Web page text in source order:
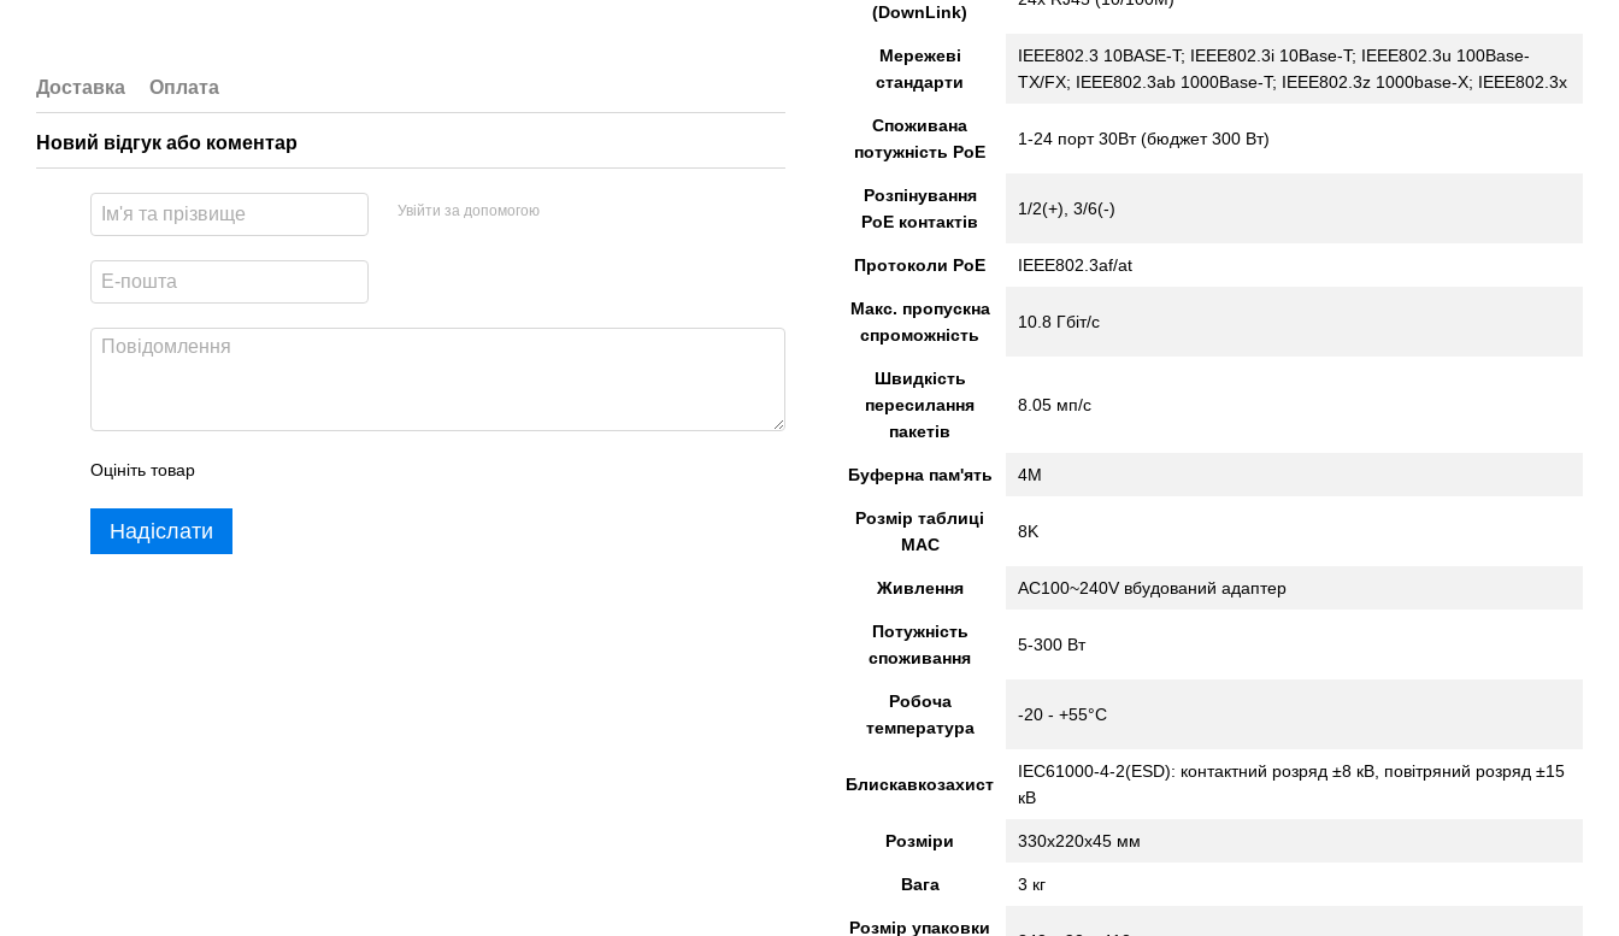
Доставка Оплата
Новий відгук або коментар
Увійти за допомогою
Оцініть товар
Надіслати
(DownLink)
Мережеві
стандарти
IEEE802.3 10BASE-T; IEEE802.3i 10Base-T; IEEE802.3u 100Base-
TX/FX; IEEE802.3ab 1000Base-T; IEEE802.3z 1000base-X; IEEE802.3x
Споживана
потужність PoE
1-24 порт 30Вт (бюджет 300 Вт)
Розпінування
PoE контактів
1/2(+), 3/6(-)
Протоколи PoE IEEE802.3af/at
Макс. пропускна
спроможність
10.8 Гбіт/с
Швидкість
пересилання
пакетів
8.05 мп/с
Буферна пам'ять 4M
Розмір таблиці
MAC
8K
Живлення AC100~240V вбудований адаптер
Потужність
споживання
5-300 Вт
Робоча
температура
-20 - +55°C
Блискавкозахист
IEC61000-4-2(ESD): контактний розряд ±8 кВ, повітряний розряд ±15
кВ
Розміри 330x220x45 мм
Вага 3 кг
Розмір упаковки